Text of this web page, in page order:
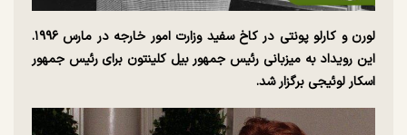
لورن و کارلو پونتی در کاخ سفید وزارت امور خارجه در مارس ۱۹۹۶.
این رویداد به میزبانی رئیس جمهور بیل کلینتون برای رئیس جمهور
اسکار لوئیجی برگزار شد.